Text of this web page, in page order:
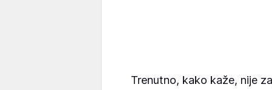
Trenutno, kako kaže, nije